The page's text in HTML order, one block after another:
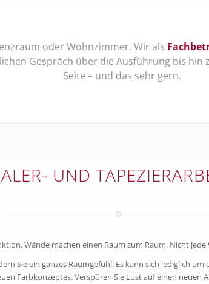
oder Wohnzimmer. Wir als
Gespräch über die Ausführung bis
Seite – und das sehr gern.
UND
Wände machen einen Raum zum Raum. Nicht
Sie ein ganzes Raumgefühl. Es kann sich lediglich
Farbkonzeptes. Verspüren Sie Lust auf einen neuen